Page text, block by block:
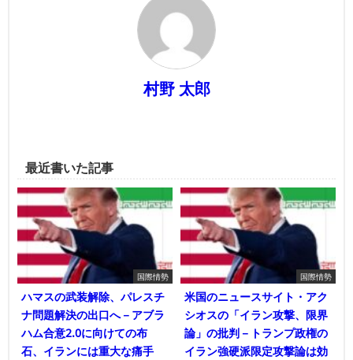
村野 太郎
最近書いた記事
国際情勢
ハマスの武装解除、パレスチ
ナ問題解決の出口へ－アブラ
ハム合意2.0に向けての布
石、イランには重大な痛手
国際情勢
米国のニュースサイト・アク
シオスの「イラン攻撃、限界
論」の批判－トランプ政権の
イラン強硬派限定攻撃論は効